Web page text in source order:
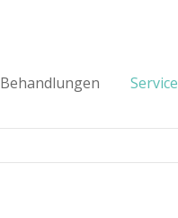
Behandlungen Service